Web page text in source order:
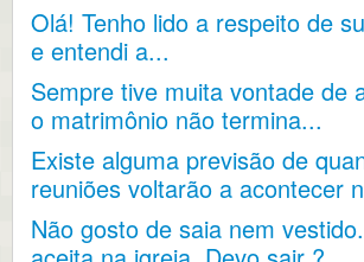
Olá! Tenho lido a respeito de
e entendi a...
Sempre tive muita vontade de
o matrimônio não termina...
Existe alguma previsão de
reuniões voltarão a acontecer
Não gosto de saia nem